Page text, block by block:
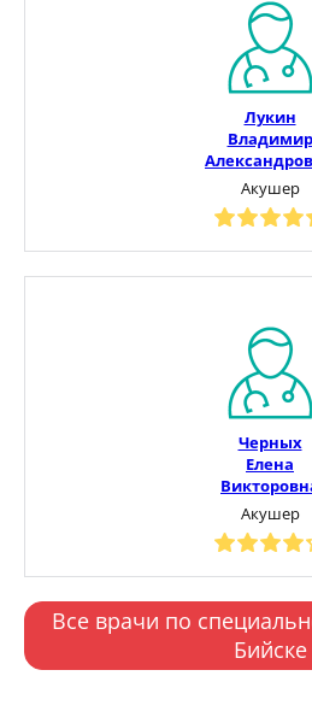
Лукин
Владимир
Акушер
Черных
Елена
Акушер
Все врачи по
Бийске